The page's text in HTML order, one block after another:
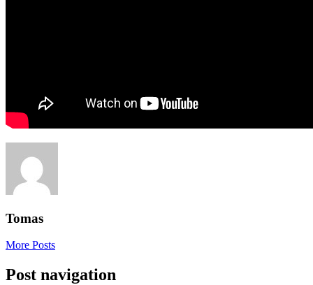
Tomas
More Posts
Post navigation